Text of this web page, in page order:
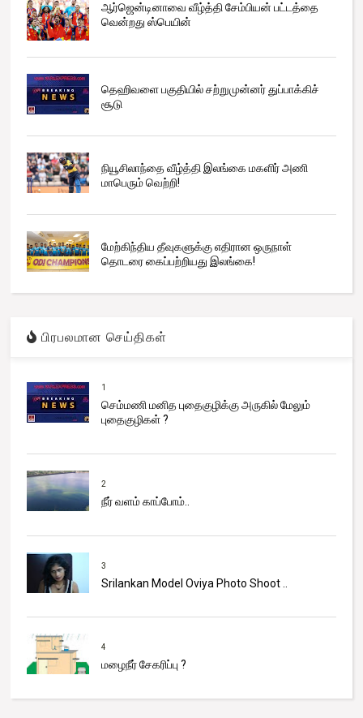
ஆர்ஜென்டினாவை வீழ்த்தி சேம்பியன் பட்டத்தை
வென்றது ஸ்பெயின்
தெஹிவளை பகுதியில் சற்றுமுன்னர் துப்பாக்கிச்
சூடு
நியூசிலாந்தை வீழ்த்தி இலங்கை மகளிர் அணி
மாபெரும் வெற்றி!
மேற்கிந்திய தீவுகளுக்கு எதிரான ஒருநாள்
தொடரை கைப்பற்றியது இலங்கை!
பிரபலமான செய்திகள்
1
செம்மணி மனித புதைகுழிக்கு அருகில் மேலும்
புதைகுழிகள் ?
2
நீர் வளம் காப்போம்..
3
Srilankan Model Oviya Photo Shoot ..
4
மழைநீர் சேகரிப்பு ?